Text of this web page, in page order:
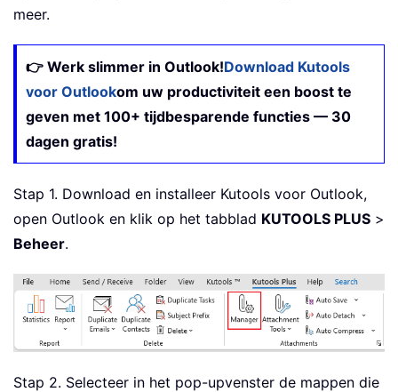
meer.
👉 Werk slimmer in Outlook!Download Kutools
voor Outlookom uw productiviteit een boost te
geven met 100+ tijdbesparende functies — 30
dagen gratis!
Stap 1. Download en installeer Kutools voor Outlook,
open Outlook en klik op het tabblad KUTOOLS PLUS >
Beheer.
Stap 2. Selecteer in het pop-upvenster de mappen die